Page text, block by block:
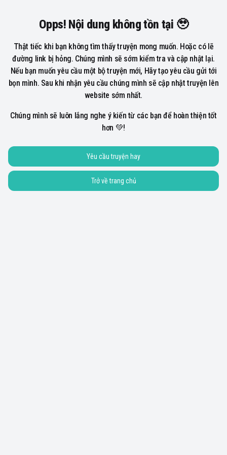
Opps! Nội dung không tồn tại 🥹
Thật tiếc khi bạn không tìm thấy truyện mong muốn. Hoặc có lẽ
đường link bị hỏng. Chúng mình sẽ sớm kiểm tra và cập nhật lại.
Nếu bạn muốn yêu cầu một bộ truyện mới, Hãy tạo yêu cầu gửi tới
bọn mình. Sau khi nhận yêu cầu chúng mình sẽ cập nhật truyện lên
website sớm nhất.
Chúng mình sẽ luôn lắng nghe ý kiến từ các bạn để hoàn thiện tốt
hơn 💚!
Yêu cầu truyện hay
Trở về trang chủ